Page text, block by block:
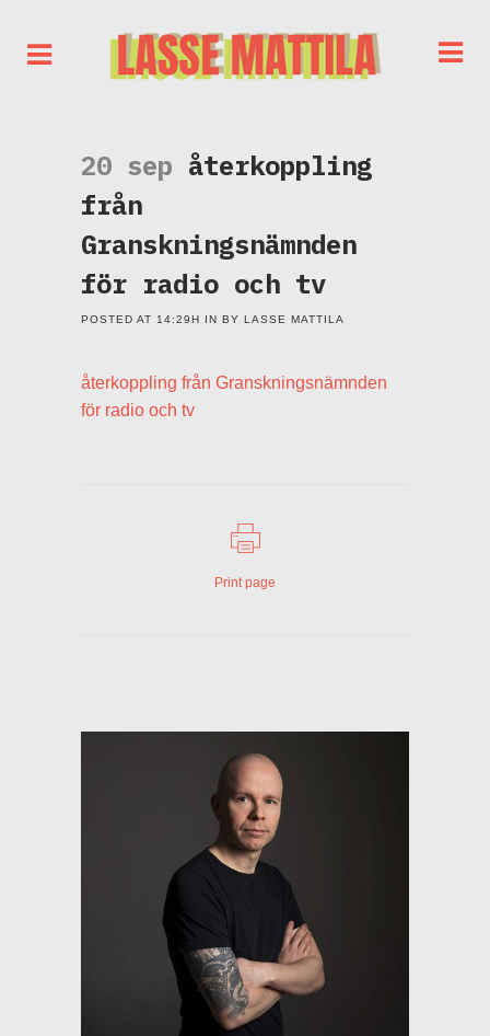
20 sep återkoppling
från
Granskningsnämnden
för radio och tv
POSTED AT 14:29H IN BY LASSE MATTILA
återkoppling från Granskningsnämnden
för radio och tv
Print page